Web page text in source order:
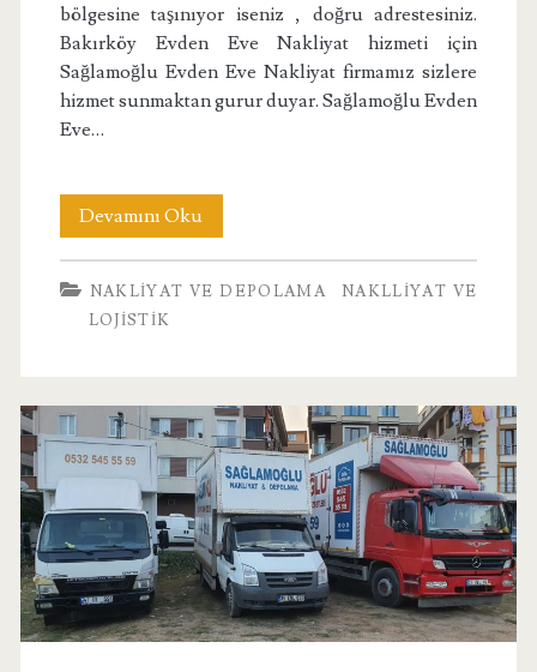
bölgesine taşınıyor iseniz , doğru adrestesiniz.
Bakırköy Evden Eve Nakliyat hizmeti için
Sağlamoğlu Evden Eve Nakliyat firmamız sizlere
hizmet sunmaktan gurur duyar. Sağlamoğlu Evden
Eve…
Devamını OkuBakırköy
Evden
Eve
NAKLIYAT VE DEPOLAMA
NAKLLIYAT VE
LOJISTIK